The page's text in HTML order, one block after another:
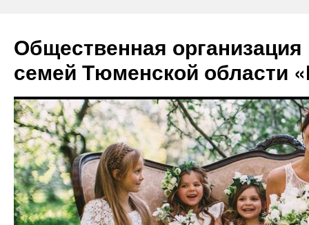
содержимому
Общественная
семей Тюменской области